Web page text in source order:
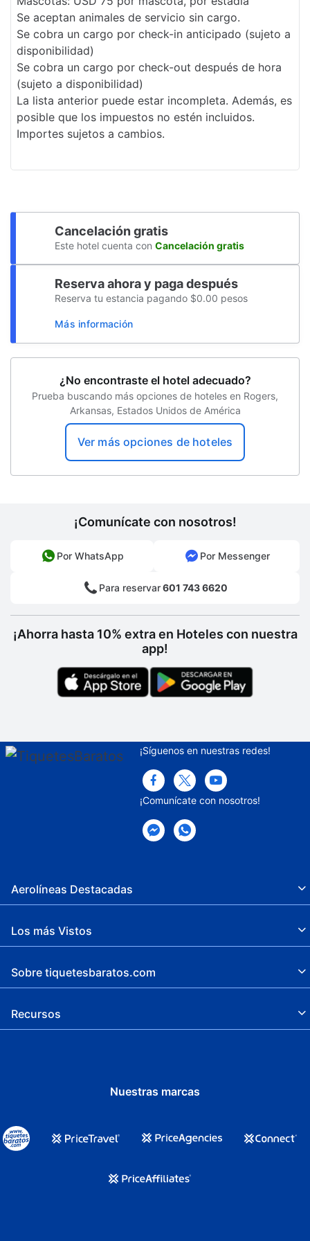
Recepción 24 horas
Biblioteca de negocios
Programa de actividades diario
Seguro
Servicio de café en el lobby
Clases de acondicionamiento físico
Cajero automático
Se aceptan animales de servicio sin cargo.
Se cobra un cargo por check-in anticipado (sujeto a
disponibilidad)
Se cobra un cargo por check-out después de hora
(sujeto a disponibilidad)
La lista anterior puede estar incompleta. Además, es
posible que los impuestos no estén incluidos.
Importes sujetos a cambios.
Cancelación gratis
Este hotel cuenta con Cancelación gratis
Reserva ahora y paga después
Reserva tu estancia pagando $0.00 pesos
Más información
¿No encontraste el hotel adecuado?
Prueba buscando más opciones de hoteles en Rogers,
Arkansas, Estados Unidos de América
Ver más opciones de hoteles
¡Comunícate con nosotros!
Por WhatsApp Por Messenger
Para reservar601 743 6620
¡Ahorra hasta 10% extra en Hoteles con nuestra
app!
¡Síguenos en nuestras redes!
¡Comunícate con nosotros!
Aerolíneas Destacadas
Los más Vistos
Sobre tiquetesbaratos.com
Recursos
Nuestras marcas